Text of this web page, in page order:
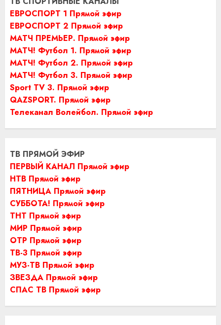
ЕВРОСПОРТ 1 Прямой эфир
ЕВРОСПОРТ 2 Прямой эфир
МАТЧ ПРЕМЬЕР. Прямой эфир
МАТЧ! Футбол 1. Прямой эфир
МАТЧ! Футбол 2. Прямой эфир
МАТЧ! Футбол 3. Прямой эфир
Sport TV 3. Прямой эфир
QAZSPORT. Прямой эфир
Телеканал Волейбол. Прямой эфир
ТВ ПРЯМОЙ ЭФИР
ПЕРВЫЙ КАНАЛ Прямой эфир
НТВ Прямой эфир
ПЯТНИЦА Прямой эфир
СУББОТА! Прямой эфир
ТНТ Прямой эфир
МИР Прямой эфир
ОТР Прямой эфир
ТВ-3 Прямой эфир
МУЗ-ТВ Прямой эфир
ЗВЕЗДА Прямой эфир
СПАС ТВ Прямой эфир